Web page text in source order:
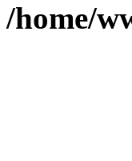
/home/